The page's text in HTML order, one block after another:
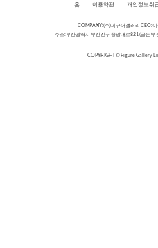
홈 이용약관 개인정보취
COMPANY:(주)피규어갤러리 CEO:
주소:부산광역시 부산진구 중앙대로821 (골든
COPYRIGHT © Figure Gallery